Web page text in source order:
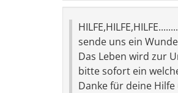
sende uns ein
Das Leben wird zur
bitte sofort ein
Danke für deine